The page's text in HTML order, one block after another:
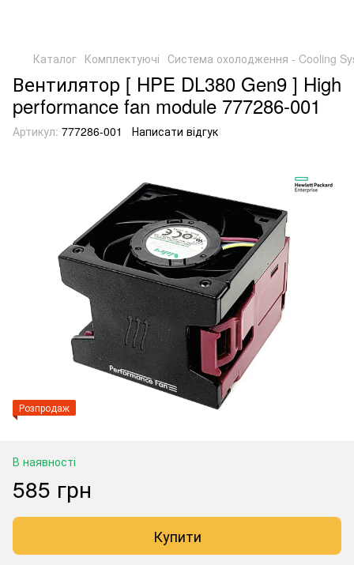
Каталог Комплектуючі Система охолодження - Cooling
Вентилятор [ HPE DL380 Gen9 ] High
performance fan module 777286-001
Артикул: 777286-001 Написати відгук
Розпродаж
В наявності
585 грн
Купити